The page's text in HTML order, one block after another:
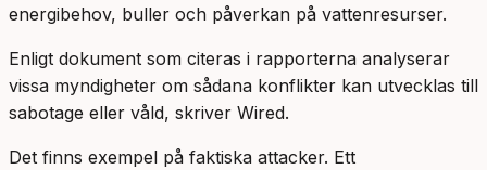
energibehov, buller och påverkan på vattenresurser.
Enligt dokument som citeras i rapporterna analyserar
vissa myndigheter om sådana konflikter kan utvecklas till
sabotage eller våld, skriver Wired.
Det finns exempel på faktiska attacker. Ett